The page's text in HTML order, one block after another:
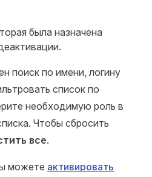
была назначена
поиск по имени, логину
список по
необходимую роль в
Чтобы сбросить
все.
можете активировать